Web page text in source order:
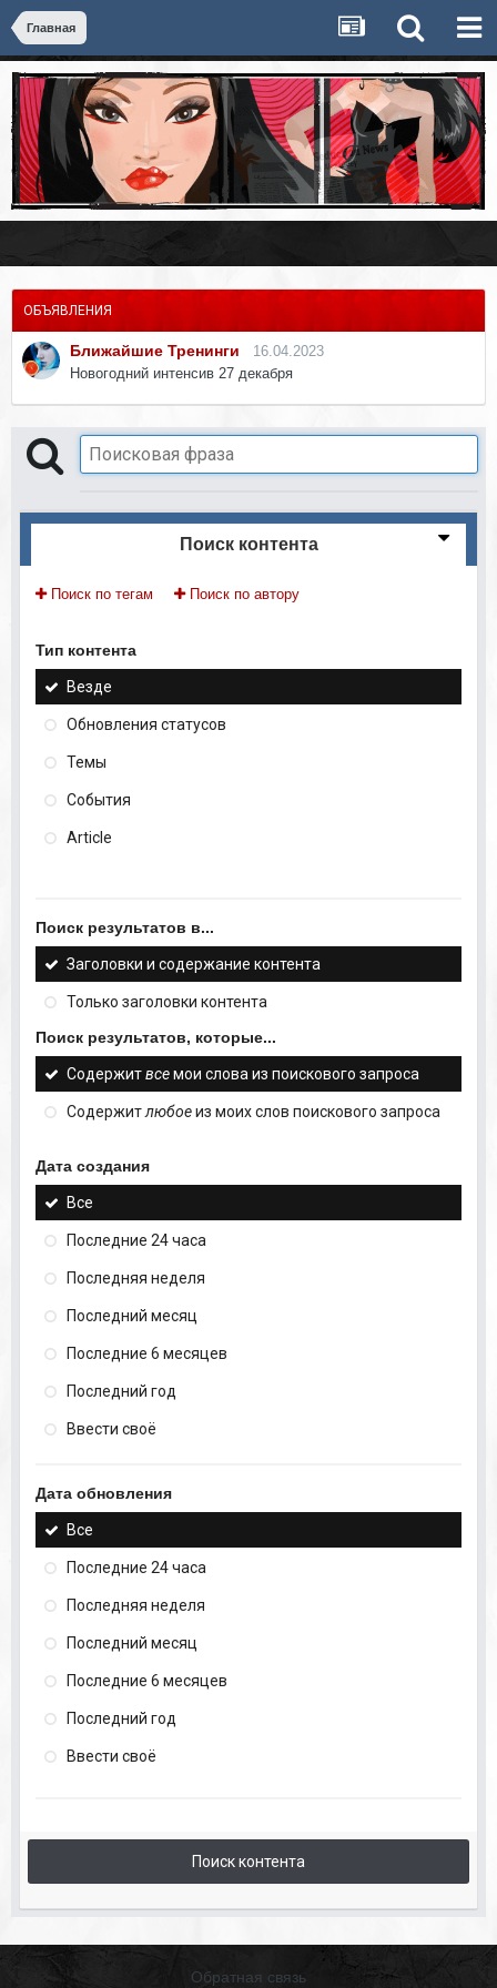
Главная
ОБЪЯВЛЕНИЯ
Ближайшие Тренинги
16.04.2023
Новогодний интенсив 27 декабря
Поиск контента
Поиск по тегам Поиск по автору
Тип контента
Везде
Обновления статусов
Темы
События
Article
Поиск результатов в...
Заголовки и содержание контента
Только заголовки контента
Поиск результатов, которые...
Содержитвсемои слова из поискового запроса
Содержитлюбоеиз моих слов поискового запроса
Дата создания
Все
Последние 24 часа
Последняя неделя
Последний месяц
Последние 6 месяцев
Последний год
Ввести своё
Дата обновления
Все
Последние 24 часа
Последняя неделя
Последний месяц
Последние 6 месяцев
Последний год
Ввести своё
Поиск контента
Обратная связь